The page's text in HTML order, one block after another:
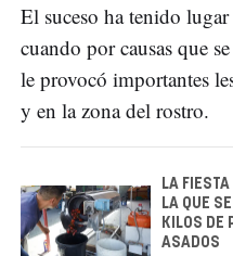
El suceso ha tenido
cuando por causas que
le provocó importantes
y en la zona del rostro.
LA
LA QUE
KILOS DE
ASADOS